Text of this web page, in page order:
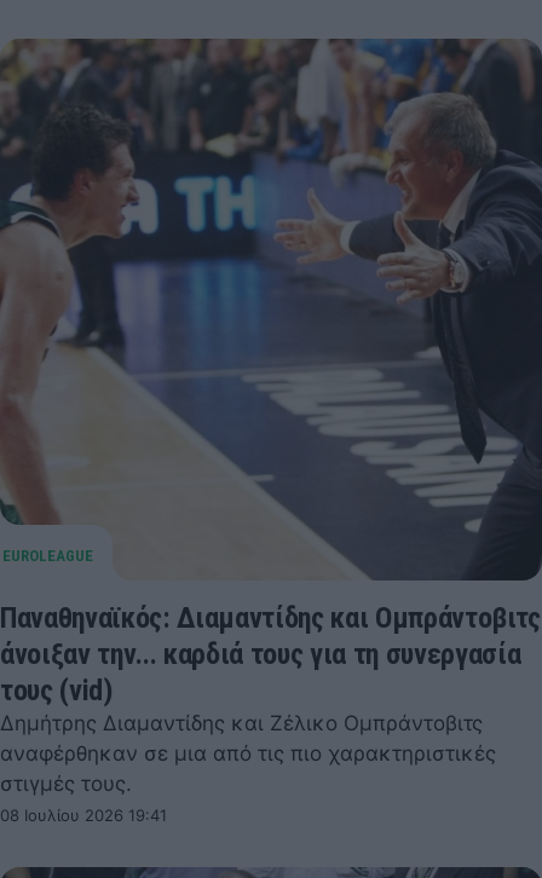
Παναθηναϊκός: Διαμαντίδης και Ομπράντοβιτς
άνοιξαν την... καρδιά τους για τη συνεργασία
τους (vid)
Δημήτρης Διαμαντίδης και Ζέλικο Ομπράντοβιτς
αναφέρθηκαν σε μια από τις πιο χαρακτηριστικές
στιγμές τους.
08 Ιουλίου 2026 19:41